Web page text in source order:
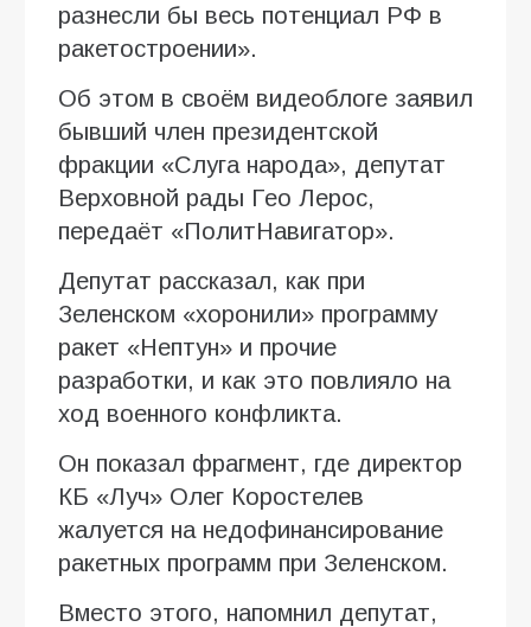
разнесли бы весь потенциал РФ в
ракетостроении».
Об этом в своём видеоблоге заявил
бывший член президентской
фракции «Слуга народа», депутат
Верховной рады Гео Лерос,
передаёт «ПолитНавигатор».
Депутат рассказал, как при
Зеленском «хоронили» программу
ракет «Нептун» и прочие
разработки, и как это повлияло на
ход военного конфликта.
Он показал фрагмент, где директор
КБ «Луч» Олег Коростелев
жалуется на недофинансирование
ракетных программ при Зеленском.
Вместо этого, напомнил депутат,